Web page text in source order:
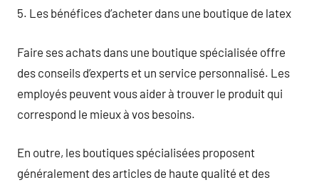
5. Les bénéfices d’acheter dans une boutique de latex
Faire ses achats dans une boutique spécialisée offre
des conseils d’experts et un service personnalisé. Les
employés peuvent vous aider à trouver le produit qui
correspond le mieux à vos besoins.
En outre, les boutiques spécialisées proposent
généralement des articles de haute qualité et des